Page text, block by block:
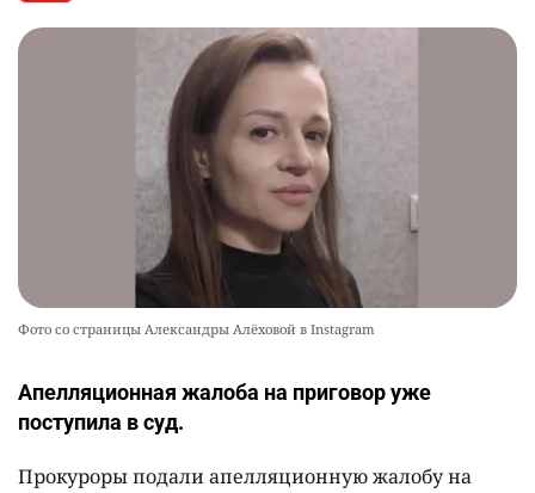
Фото со страницы Александры Алёховой в Instagram
Апелляционная жалоба на приговор уже
поступила в суд.
Прокуроры подали апелляционную жалобу на